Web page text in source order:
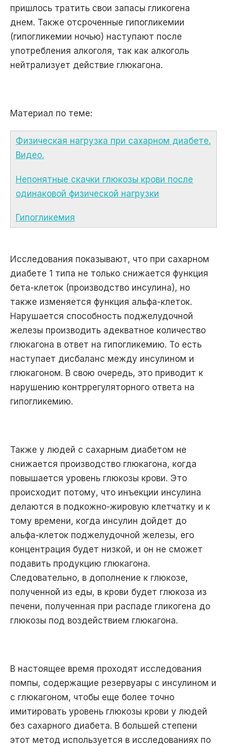
пришлось тратить свои запасы гликогена
днем. Также отсроченные гипогликемии
(гипогликемии ночью) наступают после
употребления алкоголя, так как алкоголь
нейтрализует действие глюкагона.
Материал по теме:
Физическая нагрузка при сахарном диабете.
Видео.
Непонятные скачки глюкозы крови после
одинаковой физической нагрузки
Гипогликемия
Исследования показывают, что при сахарном
диабете 1 типа не только снижается функция
бета-клеток (производство инсулина), но
также изменяется функция альфа-клеток.
Нарушается способность поджелудочной
железы производить адекватное количество
глюкагона в ответ на гипогликемию. То есть
наступает дисбаланс между инсулином и
глюкагоном. В свою очередь, это приводит к
нарушению контррегуляторного ответа на
гипогликемию.
Также у людей с сахарным диабетом не
снижается производство глюкагона, когда
повышается уровень глюкозы крови. Это
происходит потому, что инъекции инсулина
делаются в подкожно-жировую клетчатку и к
тому времени, когда инсулин дойдет до
альфа-клеток поджелудочной железы, его
концентрация будет низкой, и он не сможет
подавить продукцию глюкагона.
Следовательно, в дополнение к глюкозе,
полученной из еды, в крови будет глюкоза из
печени, полученная при распаде гликогена до
глюкозы под воздействием глюкагона.
В настоящее время проходят исследования
помпы, содержащие резервуары с инсулином и
с глюкагоном, чтобы еще более точно
имитировать уровень глюкозы крови у людей
без сахарного диабета. В большей степени
этот метод используется в исследованиях по